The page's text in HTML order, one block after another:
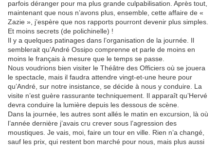
parfois déranger pour ma plus grande culpabilisation. Après tout,
maintenant que nous n’avons plus, ensemble, cette affaire de «
Zazie », j’espère que nos rapports pourront devenir plus simples.
Et moins secrets (de polichinelle) !
Il y a quelques patinages dans l’organisation de la journée. Il
semblerait qu’André Ossipo comprenne et parle de moins en
moins le français à mesure que le temps se passe.
Nous voudrions bien visiter le Théâtre des Officiers où se jouera
le spectacle, mais il faudra attendre vingt-et-une heure pour
qu’André, sur notre insistance, se décide à nous y conduire. La
visite n’est guère rassurante techniquement. Il apparaît qu’Hervé
devra conduire la lumière depuis les dessous de scène.
Dans la journée, les autres sont allés le matin en excursion, là où
l’année dernière j’avais cru crever sous l’agression des
moustiques. Je vais, moi, faire un tour en ville. Rien n’a changé,
sauf les prix, qui restent bon marché pour nous, mais plus aussi